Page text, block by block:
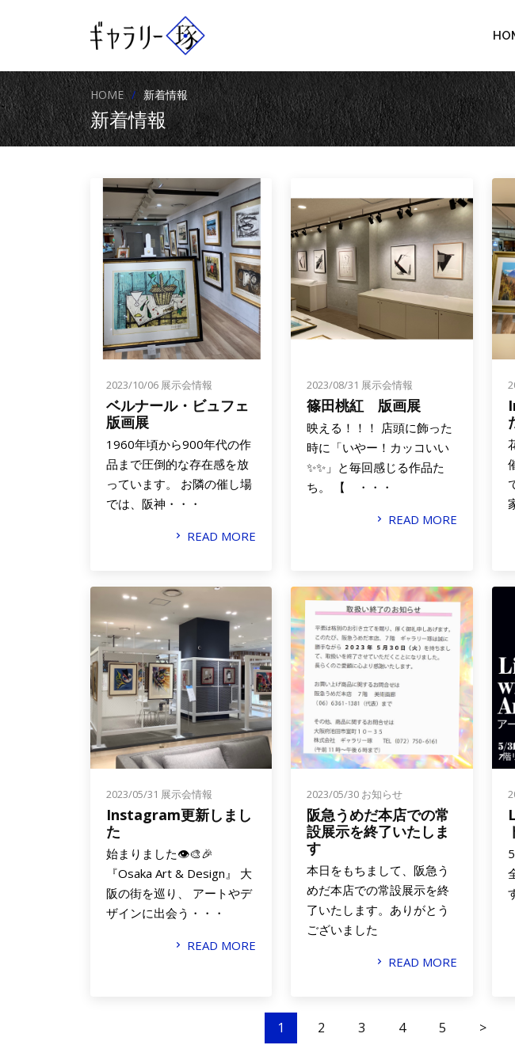
HOME 新着情報
新着情報
2023/10/06 展示会情報
ベルナール・ビュフェ
版画展
1960年頃から900年代の作
品まで圧倒的な存在感を放
っています。 お隣の催し場
では、阪神・・・
READ MORE
2023/08/31 展示会情報
篠田桃紅 版画展
映える！！！ 店頭に飾った
時に「いやー！カッコいい
✨✨」と毎回感じる作品た
ち。 【 ・・・
READ MORE
2023/05/31 展示会情報
Instagram更新しまし
た
始まりました👁️🎨🎉
『Osaka Art & Design』 大
阪の街を巡り、 アートやデ
ザインに出会う・・・
READ MORE
2023/05/30 お知らせ
阪急うめだ本店での常
設展示を終了いたしま
す
本日をもちまして、阪急う
めだ本店での常設展示を終
了いたします。ありがとう
ございました
READ MORE
1 2 3 4 5 >